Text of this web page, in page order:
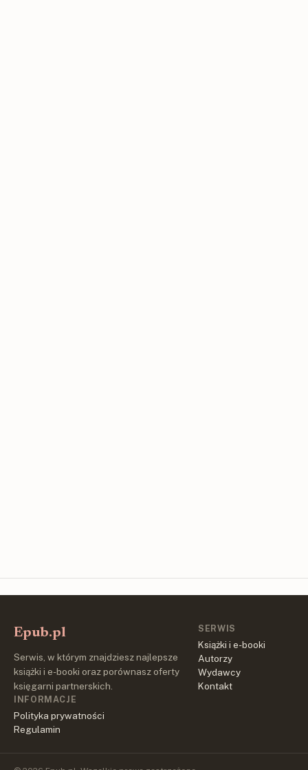
Epub.pl
Serwis, w którym znajdziesz najlepsze
książki i e-booki oraz porównasz oferty
księgarni partnerskich.
SERWIS
Książki i e-booki
Autorzy
Wydawcy
Kontakt
INFORMACJE
Polityka prywatności
Regulamin